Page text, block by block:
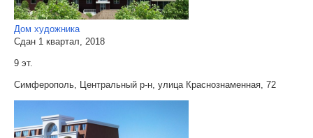
Дом художника
Сдан 1 квартал, 2018
9 эт.
Симферополь, Центральный р-н, улица Краснознаменная, 72